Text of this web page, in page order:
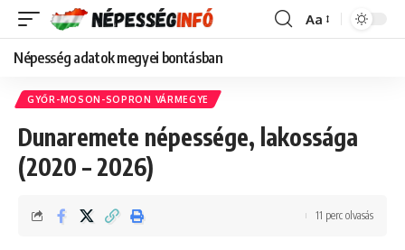
Font
Aa
Népesség adatok megyei bontásban
GYŐR-MOSON-SOPRON VÁRMEGYE
Dunaremete népessége, lakossága
(2020 – 2026)
11 perc olvasás